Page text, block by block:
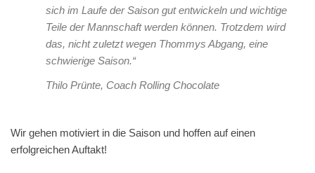
sich im Laufe der Saison gut entwickeln und wichtige
Teile der Mannschaft werden können. Trotzdem wird
das, nicht zuletzt wegen Thommys Abgang, eine
schwierige Saison.“
Thilo Prünte, Coach Rolling Chocolate
Wir gehen motiviert in die Saison und hoffen auf einen
erfolgreichen Auftakt!